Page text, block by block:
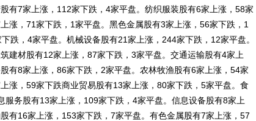
有7家上涨，112家下跌，4家平盘。纺织服装股有6家上涨，58家
涨，71家下跌，1家平盘。黑色金属股有3家上涨，56家下跌，1
跌，4家平盘。机械设备股有21家上涨，244家下跌，12家平盘。
建材股有12家上涨，87家下跌，3家平盘。交通运输股有4家上
有8家上涨，86家下跌，2家平盘。农林牧渔股有6家上涨，54家
涨，59家下跌商业贸易股有13家上涨，80家下跌，5家平盘。食
服务股有13家上涨，109家下跌，4家平盘。信息设备股有8家上
有16家上涨，153家下跌，7家平盘。有色金属股有7家上涨，57